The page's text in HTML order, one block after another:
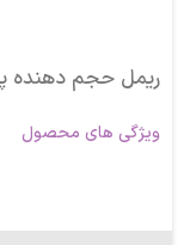
ریمل حجم دهنده
ویژگی های محصول